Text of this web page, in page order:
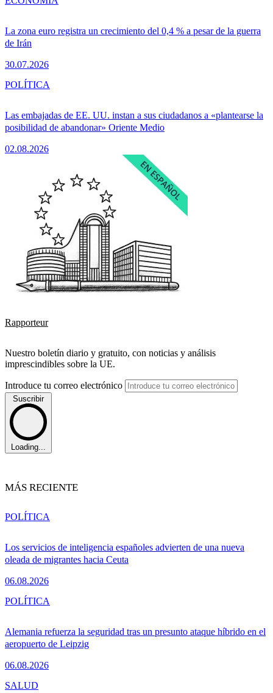
La zona euro registra un crecimiento del 0,4 % a pesar de la guerra
de Irán
30.07.2026
Las embajadas de EE. UU. instan a sus ciudadanos a «plantearse la
posibilidad de abandonar» Oriente Medio
02.08.2026
POLÍTICA
Rapporteur
Nuestro boletín diario y gratuito, con noticias y análisis
imprescindibles sobre la UE.
Introduce tu correo electrónico
Suscribir
Loading...
MÁS RECIENTE
Los servicios de inteligencia españoles advierten de una nueva
oleada de migrantes hacia Ceuta
06.08.2026
POLÍTICA
Alemania refuerza la seguridad tras un presunto ataque híbrido en el
aeropuerto de Leipzig
06.08.2026
POLÍTICA
SALUD